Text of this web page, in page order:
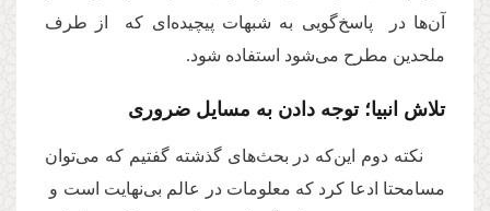
آن‌ها در پاسخ‌گویی به شبهات پیچیده‌ای که از طرف
ملحدین مطرح می‌شود استفاده شود.
تلاش انبیا؛ توجه دادن به مسایل ضروری
نکته دوم این‌که در بحث‌های گذشته گفتیم که می‌توان
مسامحتا ادعا کرد که معلومات در عالم بی‌نهایت است و